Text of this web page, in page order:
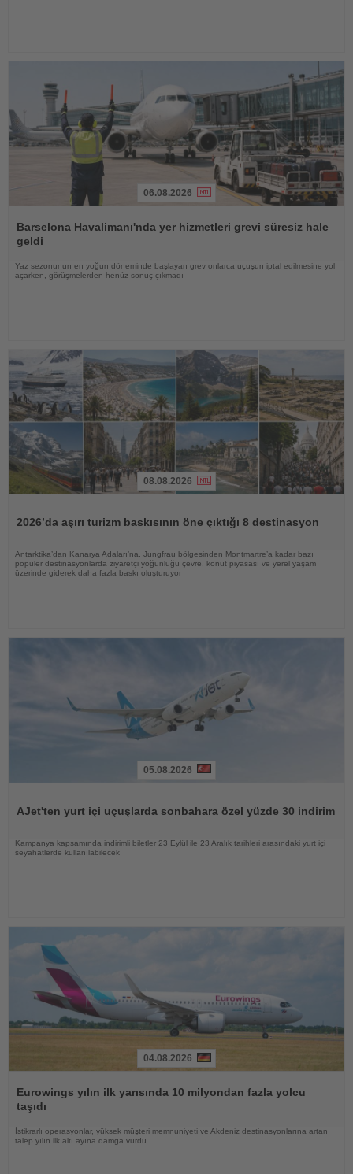
Oku
06.08.2026
Barselona Havalimanı'nda yer hizmetleri grevi süresiz hale
geldi
Yaz sezonunun en yoğun döneminde başlayan grev onlarca uçuşun iptal edilmesine yol
açarken, görüşmelerden henüz sonuç çıkmadı
08.08.2026
2026’da aşırı turizm baskısının öne çıktığı 8 destinasyon
Antarktika’dan Kanarya Adaları’na, Jungfrau bölgesinden Montmartre’a kadar bazı
popüler destinasyonlarda ziyaretçi yoğunluğu çevre, konut piyasası ve yerel yaşam
üzerinde giderek daha fazla baskı oluşturuyor
05.08.2026
AJet'ten yurt içi uçuşlarda sonbahara özel yüzde 30 indirim
Kampanya kapsamında indirimli biletler 23 Eylül ile 23 Aralık tarihleri arasındaki yurt içi
seyahatlerde kullanılabilecek
Oku
04.08.2026
Eurowings yılın ilk yarısında 10 milyondan fazla yolcu
taşıdı
İstikrarlı operasyonlar, yüksek müşteri memnuniyeti ve Akdeniz destinasyonlarına artan
talep yılın ilk altı ayına damga vurdu